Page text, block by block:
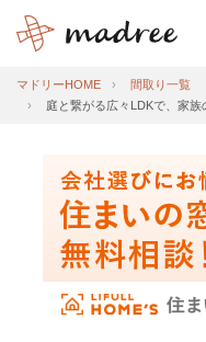
マドリーHOME
間取り一覧
庭と繋がる広々LDKで、家族